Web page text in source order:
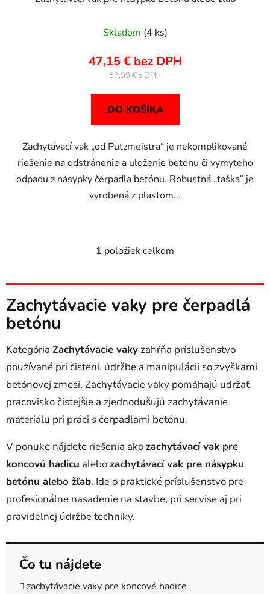
Skladom (4 ks)
47,15 € bez DPH
57,99 €
DO KOŠÍKA
Zachytávací vak „od Putzmeistra“ je nekomplikované
riešenie na odstránenie a uloženie betónu či vymytého
odpadu z násypky čerpadla betónu. Robustná „taška“ je
vyrobená z plastom...
O
l
d
i
e
p
r
v
k
v
ý
p
i
s
1 položiek celkom
Zachytávacie vaky pre čerpadlá
betónu
Kategória Zachytávacie vaky zahŕňa príslušenstvo
používané pri čistení, údržbe a manipulácii so zvyškami
betónovej zmesi. Zachytávacie vaky pomáhajú udržať
pracovisko čistejšie a zjednodušujú zachytávanie
materiálu pri práci s čerpadlami betónu.
V ponuke nájdete riešenia akozachytávací vak pre
koncovú hadicu alebozachytávací vak pre násypku
betónu alebo žľab. Ide o praktické príslušenstvo pre
profesionálne nasadenie na stavbe, pri servise aj pri
pravidelnej údržbe techniky.
Čo tu nájdete
zachytávacie vaky pre koncové hadice